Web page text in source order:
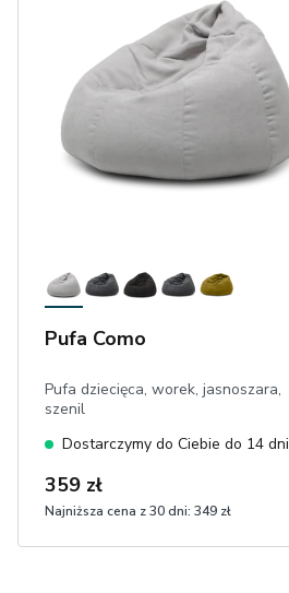
Pufa Como
Pufa dziecięca, worek, jasnoszara,
szenil
Dostarczymy do Ciebie do 14 dni
359 zł
Najniższa cena z 30 dni: 349 zł